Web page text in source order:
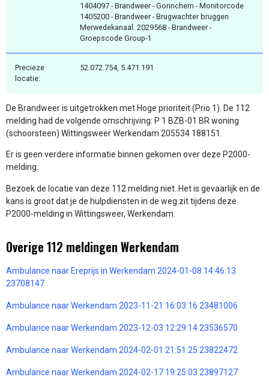
1404097 - Brandweer - Gorinchem - Monitorcode
1405200 - Brandweer - Brugwachter bruggen
Merwedekanaal. 2029568 - Brandweer -
Groepscode Group-1
Precieze
locatie:
52.072.754, 5.471.191
De Brandweer is uitgetrokken met Hoge prioriteit (Prio 1). De 112
melding had de volgende omschrijving: P 1 BZB-01 BR woning
(schoorsteen) Wittingsweer Werkendam 205534 188151.
Er is geen verdere informatie binnen gekomen over deze P2000-
melding.
Bezoek de locatie van deze 112 melding niet. Het is gevaarlijk en de
kans is groot dat je de hulpdiensten in de weg zit tijdens deze
P2000-melding in Wittingsweer, Werkendam.
Overige 112 meldingen Werkendam
Ambulance naar Ereprijs in Werkendam 2024-01-08 14:46:13
23708147
Ambulance naar Werkendam 2023-11-21 16:03:16 23481006
Ambulance naar Werkendam 2023-12-03 12:29:14 23536570
Ambulance naar Werkendam 2024-02-01 21:51:25 23822472
Ambulance naar Werkendam 2024-02-17 19:25:03 23897127